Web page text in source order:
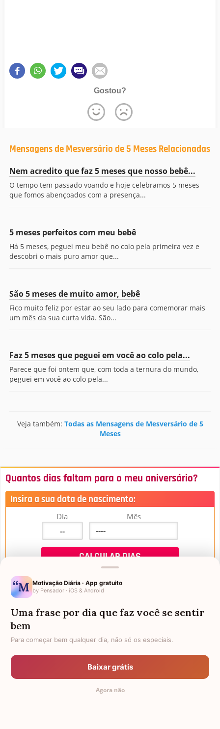
Gostou?
Mensagens de Mesversário de 5 Meses Relacionadas
Nem acredito que faz 5 meses que nosso bebê...
O tempo tem passado voando e hoje celebramos 5 meses
que fomos abençoados com a presença...
5 meses perfeitos com meu bebê
Há 5 meses, peguei meu bebê no colo pela primeira vez e
descobri o mais puro amor que...
São 5 meses de muito amor, bebê
Fico muito feliz por estar ao seu lado para comemorar mais
um mês da sua curta vida. São...
Faz 5 meses que peguei em você ao colo pela...
Parece que foi ontem que, com toda a ternura do mundo,
peguei em você ao colo pela...
Veja também: Todas as Mensagens de Mesversário de 5
Meses
Quantos dias faltam para o meu aniversário?
Insira a sua data de nascimento:
Dia Mês
Mensagens de Aniversário
FALTAM 3 DIAS PARA O MEU
ANIVERSÁRIO
Motivação Diária · App gratuito
by Pensador · iOS & Android
Uma frase por dia que faz você se sentir
bem
Para começar bem qualquer dia, não só os especiais.
Baixar grátis
Agora não